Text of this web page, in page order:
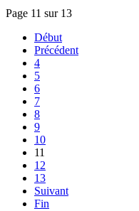
Page 11 sur 13
Début
Précédent
4
5
6
7
8
9
10
11
12
13
Suivant
Fin